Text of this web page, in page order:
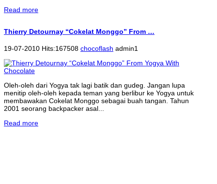
Read more
Thierry Detournay “Cokelat Monggo” From …
19-07-2010 Hits:167508 chocoflash admin1
Oleh-oleh dari Yogya tak lagi batik dan gudeg. Jangan lupa
menitip oleh-oleh kepada teman yang berlibur ke Yogya untuk
membawakan Cokelat Monggo sebagai buah tangan. Tahun
2001 seorang backpacker asal...
Read more